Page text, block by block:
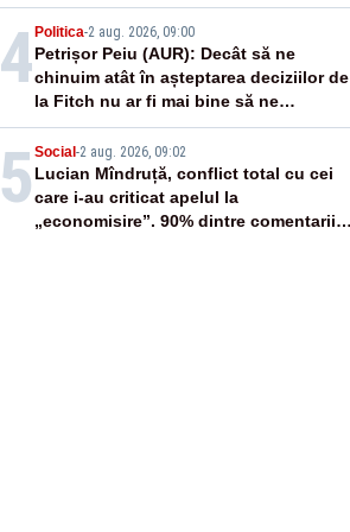
4Politica-2 aug. 2026, 09:00
Petrișor Peiu (AUR): Decât să ne
chinuim atât în așteptarea deciziilor de
la Fitch nu ar fi mai bine să ne
concentrăm pe temele reale: datoria
publică și deficitul bugetar?
5 Social-2 aug. 2026, 09:02
Lucian Mîndruță, conflict total cu cei
care i-au criticat apelul la
„economisire”. 90% dintre comentarii